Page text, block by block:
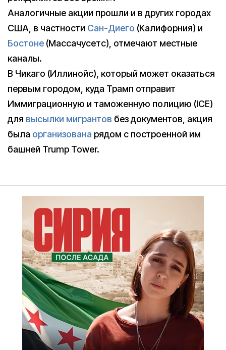
Аналогичные акции прошли и в других городах
США, в частности Сан-Диего (Калифорния) и
Бостоне (Массачусетс), отмечают местные
каналы.
В Чикаго (Иллинойс), который может оказаться
первым городом, куда Трамп отправит
Иммиграционную и таможенную полицию (ICE)
для высылки мигрантов без документов, акция
была организована рядом с построенной им
башней Trump Tower.